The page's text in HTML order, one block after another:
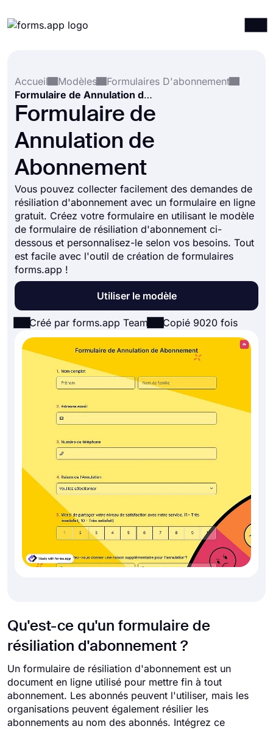
Intégrations
Modèles
Ressources
Accueil
Modèles
Formulaires D'abonnement
Formulaire de Annulation de Abonnement
Formulaire de
Annulation de
Abonnement
Vous pouvez collecter facilement des demandes de
résiliation d'abonnement avec un formulaire en ligne
gratuit. Créez votre formulaire en utilisant le modèle
de formulaire de résiliation d'abonnement ci-
dessous et personnalisez-le selon vos besoins. Tout
est facile avec l'outil de création de formulaires
forms.app !
Utiliser le modèle
Créé par forms.app Team Copié 9020 fois
Qu'est-ce qu'un formulaire de
résiliation d'abonnement ?
Un formulaire de résiliation d'abonnement est un
document en ligne utilisé pour mettre fin à tout
abonnement. Les abonnés peuvent l'utiliser, mais les
organisations peuvent également résilier les
abonnements au nom des abonnés. Intégrez ce